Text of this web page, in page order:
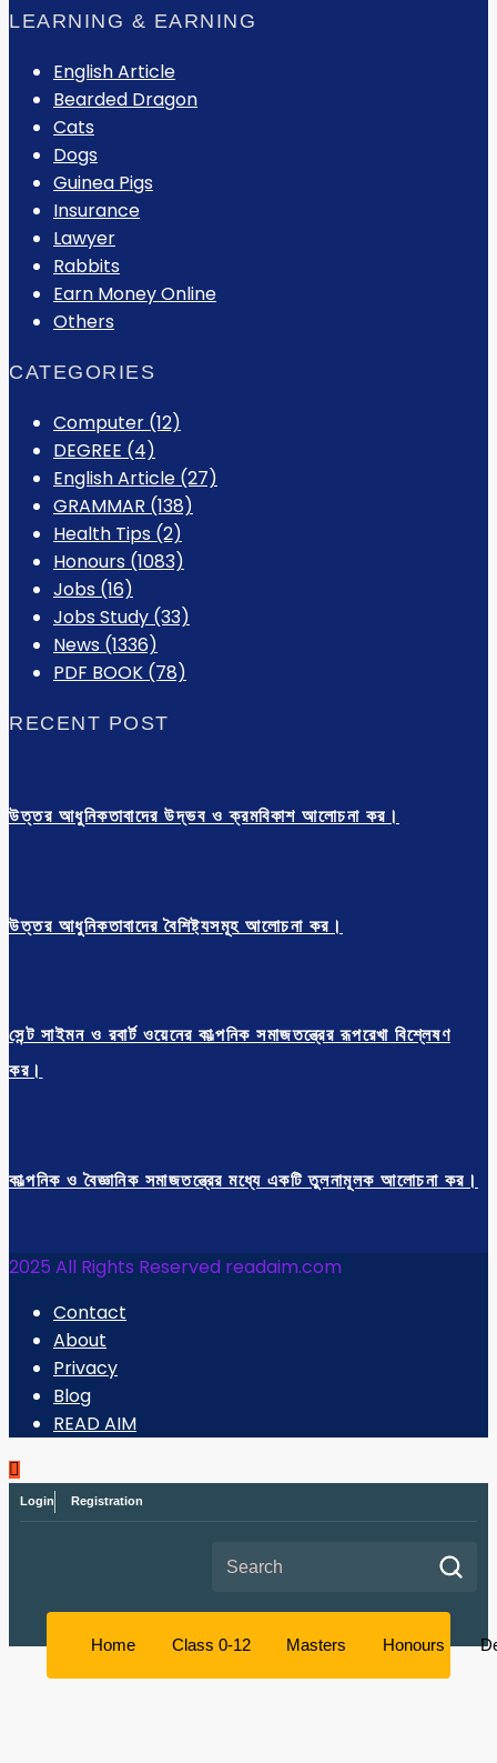
LEARNING & EARNING
English Article
Bearded Dragon
Cats
Dogs
Guinea Pigs
Insurance
Lawyer
Rabbits
Earn Money Online
Others
CATEGORIES
Computer (12)
DEGREE (4)
English Article (27)
GRAMMAR (138)
Health Tips (2)
Honours (1083)
Jobs (16)
Jobs Study (33)
News (1336)
PDF BOOK (78)
RECENT POST
উত্তর আধুনিকতাবাদের উদ্ভব ও ক্রমবিকাশ আলোচনা কর।
উত্তর আধুনিকতাবাদের বৈশিষ্ট্যসমূহ আলোচনা কর।
সেন্ট সাইমন ও রবার্ট ওয়েনের কাল্পনিক সমাজতন্ত্রের রূপরেখা বিশ্লেষণ
কর।
কাল্পনিক ও বৈজ্ঞানিক সমাজতন্ত্রের মধ্যে একটি তুলনামূলক আলোচনা কর।
2025 All Rights Reserved readaim.com
Contact
About
Privacy
Blog
READ AIM
Login Registration
Home Class 0-12 Masters Honours